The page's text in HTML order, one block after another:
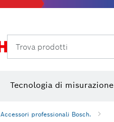
Trova prodotti
Tecnologia di misurazione
Accessori professionali Bosch.